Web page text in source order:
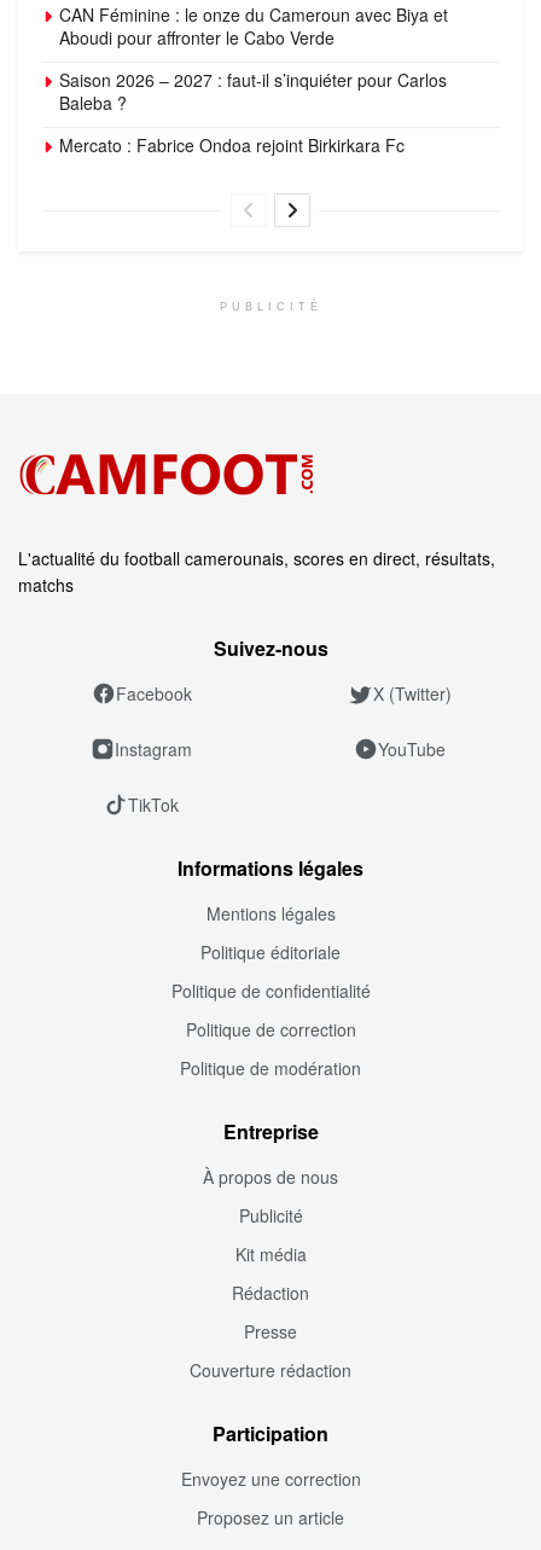
CAN Féminine : le onze du Cameroun avec Biya et
Aboudi pour affronter le Cabo Verde
Saison 2026 – 2027 : faut-il s’inquiéter pour Carlos
Baleba ?
Mercato : Fabrice Ondoa rejoint Birkirkara Fc
PUBLICITÉ
L'actualité du football camerounais, scores en direct, résultats,
matchs
Suivez‑nous
Facebook X (Twitter)
Instagram YouTube
TikTok
Informations légales
Mentions légales
Politique éditoriale
Politique de confidentialité
Politique de correction
Politique de modération
Entreprise
À propos de nous
Publicité
Kit média
Rédaction
Presse
Couverture rédaction
Participation
Envoyez une correction
Proposez un article